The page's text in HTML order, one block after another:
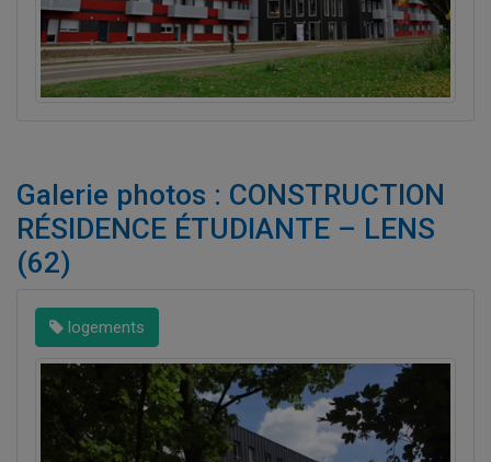
Galerie photos : CONSTRUCTION
RÉSIDENCE ÉTUDIANTE – LENS
(62)
logements